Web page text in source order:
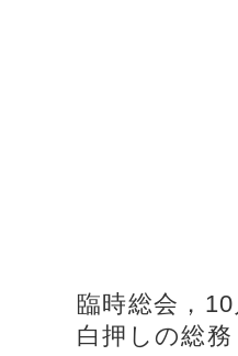
臨時総会，
白押しの総